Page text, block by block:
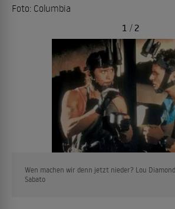
Foto: Columbia
Wen machen wir denn jetzt nieder? Lou
Sabato
1 / 2